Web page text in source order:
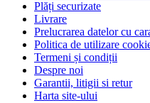
Plăți securizate
Livrare
Prelucrarea datelor cu
Politica de utilizare
Termeni și condiții
Despre noi
Garantii, litigii si retur
Harta site-ului